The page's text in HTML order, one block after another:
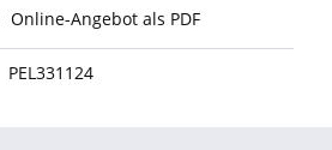
Online-Angebot als PDF
PEL331124